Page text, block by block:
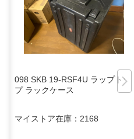
098 SKB 19-RSF4U ラップトッ
プ ラックケース
マイストア在庫： 2168